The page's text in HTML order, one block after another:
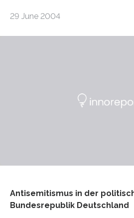
29 June 2004
Antisemitismus in der
Bundesrepublik Deutschland